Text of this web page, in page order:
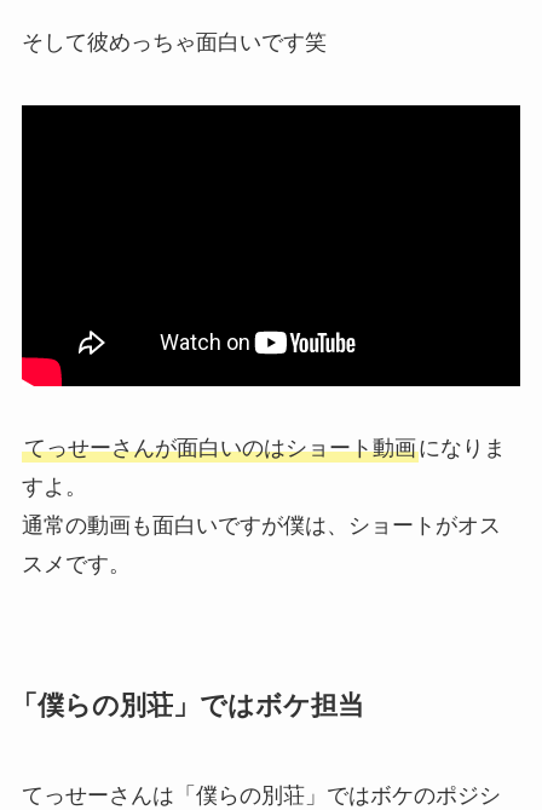
そして彼めっちゃ面白いです笑
てっせーさんが面白いのはショート動画になりま
すよ。
通常の動画も面白いですが僕は、ショートがオス
スメです。
「僕らの別荘」ではボケ担当
てっせーさんは「僕らの別荘」ではボケのポジシ